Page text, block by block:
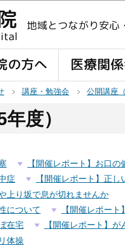
講座・勉強会 公開講座
度）
【開催レポート】お口
症
【開催レポート】正
上り坂で息が切れませんか
について
【開催レポー
在宅
【開催レポート】
体操